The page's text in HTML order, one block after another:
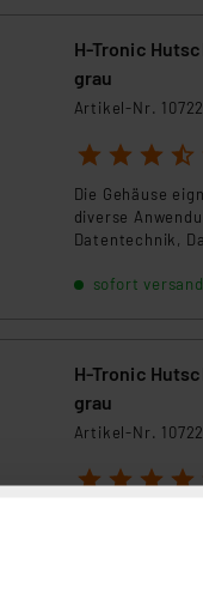
H-Tronic
grau
Artikel-Nr.
1 2 3 4
Die Gehäuse
diverse
Datentechnik,
Anwendungen,
sofort
H-Tronic
grau
Artikel-Nr.
1 2 3 4